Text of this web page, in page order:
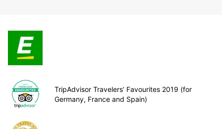
TripAdvisor Travelers’ Favourites 2019 (for
Germany, France and Spain)